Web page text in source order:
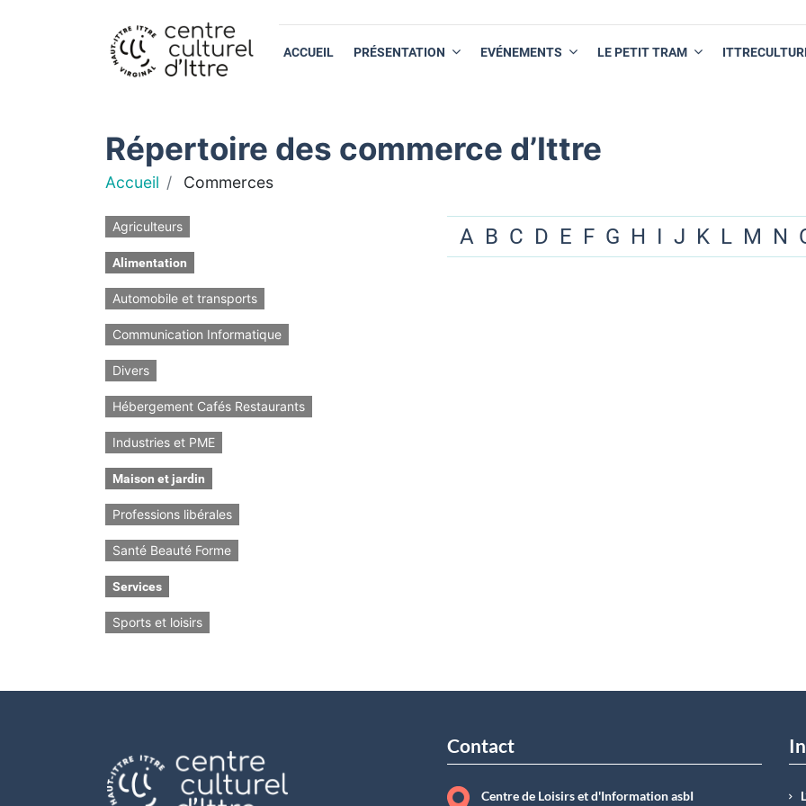
ACCUEIL PRÉSENTATION EVÉNEMENTS LE PETIT TRAM
Répertoire des commerce d’Ittre
Accueil Commerces
Agriculteurs
Alimentation
Automobile et transports
Communication Informatique
Divers
Hébergement Cafés Restaurants
Industries et PME
Maison et jardin
Professions libérales
Santé Beauté Forme
Services
Sports et loisirs
A B C D E F G H I J K L M N
Contact
Centre de Loisirs et d'Information asbI